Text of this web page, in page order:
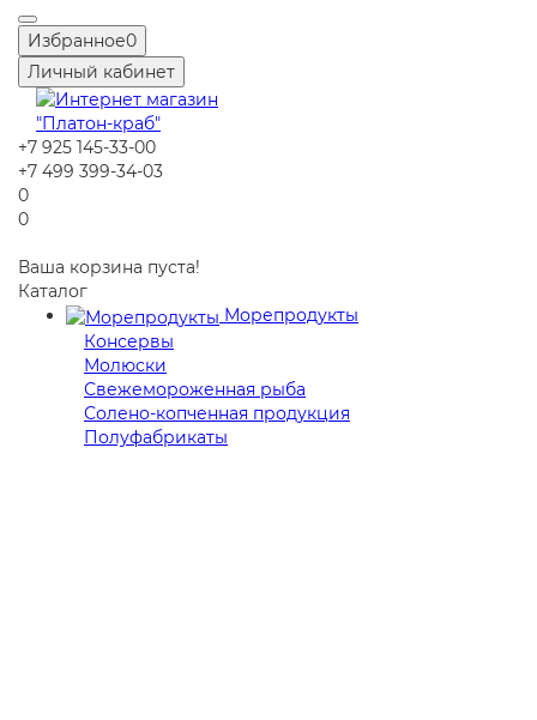
Избранное0
Личный кабинет
+7 925 145-33-00
+7 499 399-34-03
0
0
Ваша корзина пуста!
Каталог
Морепродукты
Консервы
Молюски
Свежемороженная рыба
Солено-копченная продукция
Полуфабрикаты